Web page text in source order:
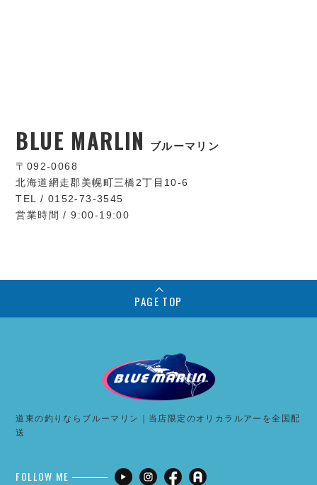
BLUE MARLIN ブルーマリン
〒092-0068
北海道網走郡美幌町三橋2丁目10-6
TEL / 0152-73-3545
営業時間 / 9:00-19:00
PAGE TOP
道東の釣りならブルーマリン｜当店限定のオリカラルアーを全国配
送
FOLLOW ME